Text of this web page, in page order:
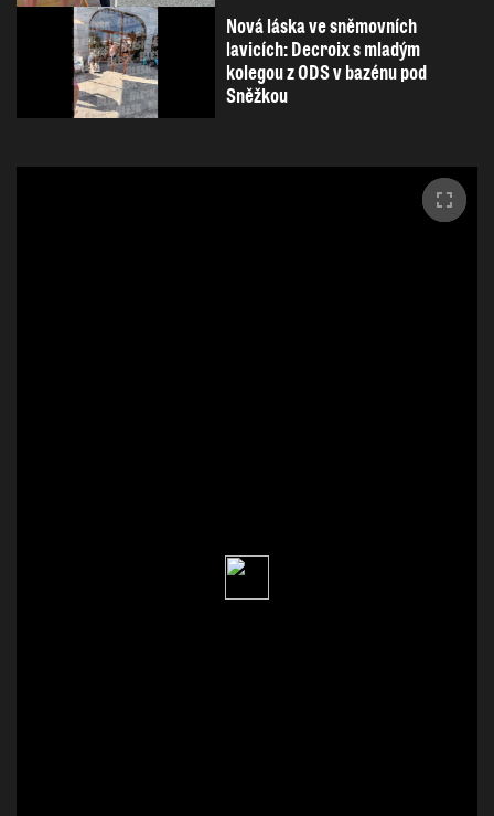
Nová láska ve sněmovních
lavicích: Decroix s mladým
kolegou z ODS v bazénu pod
Sněžkou